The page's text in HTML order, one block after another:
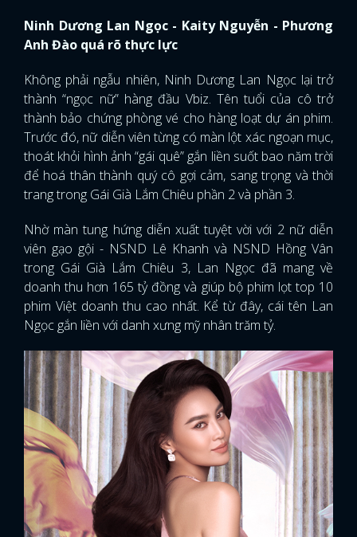
Ninh Dương Lan Ngọc - Kaity Nguyễn - Phương
Anh Đào quá rõ thực lực
Không phải ngẫu nhiên, Ninh Dương Lan Ngọc lại trở
thành “ngọc nữ” hàng đầu Vbiz. Tên tuổi của cô trở
thành bảo chứng phòng vé cho hàng loạt dự án phim.
Trước đó, nữ diễn viên từng có màn lột xác ngoạn mục,
thoát khỏi hình ảnh “gái quê” gắn liền suốt bao năm trời
để hoá thân thành quý cô gợi cảm, sang trọng và thời
trang trong Gái Già Lắm Chiêu phần 2 và phần 3.
Nhờ màn tung hứng diễn xuất tuyệt vời với 2 nữ diễn
viên gạo gội - NSND Lê Khanh và NSND Hồng Vân
trong Gái Già Lắm Chiêu 3, Lan Ngọc đã mang về
doanh thu hơn 165 tỷ đồng và giúp bộ phim lọt top 10
phim Việt doanh thu cao nhất. Kể từ đây, cái tên Lan
Ngọc gắn liền với danh xưng mỹ nhân trăm tỷ.